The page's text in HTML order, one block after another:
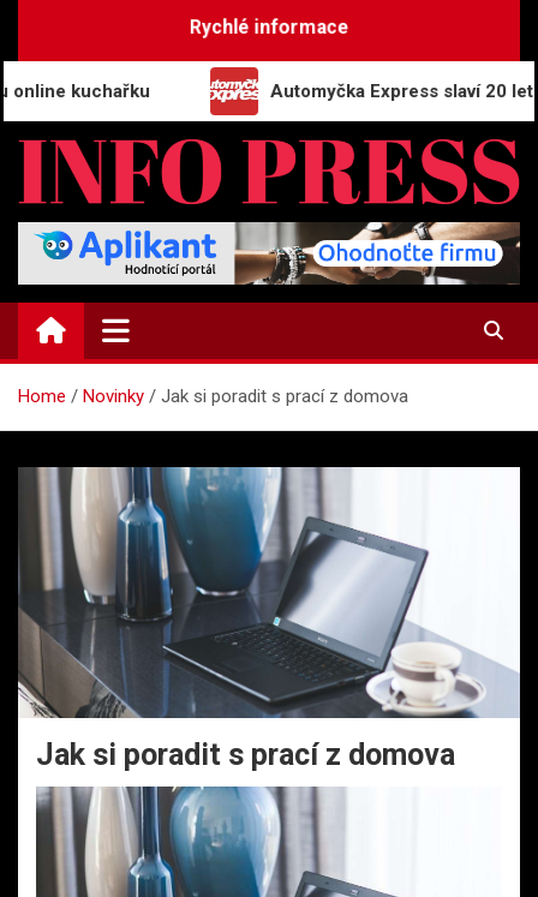
Rychlé informace
Automyčka Express slaví 20 let na
INFO-PRESS.CZ
Zpravodajský magazín
Home Novinky Jak si poradit s prací z domova
Jak si poradit s prací z domova